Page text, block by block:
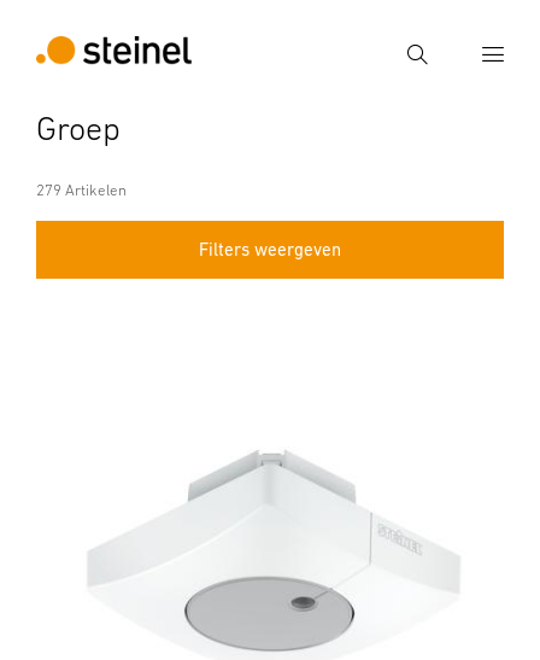
Zoek
Groep
279 Artikelen
Filters weergeven